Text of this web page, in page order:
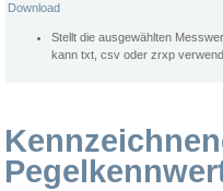
Download
Stellt die ausgewählten
kann txt, csv oder zrxp